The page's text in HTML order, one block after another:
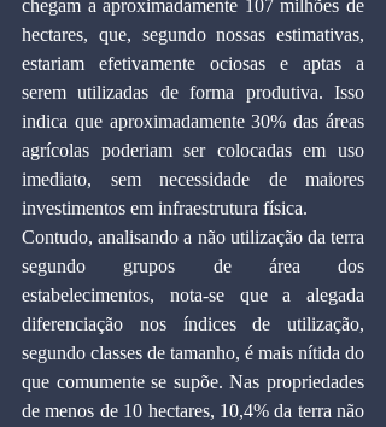
chegam a aproximadamente 107 milhões de
hectares, que, segundo nossas estimativas,
estariam efetivamente ociosas e aptas a
serem utilizadas de forma produtiva. Isso
indica que aproximadamente 30% das áreas
agrícolas poderiam ser colocadas em uso
imediato, sem necessidade de maiores
investimentos em infraestrutura física.
Contudo, analisando a não utilização da terra
segundo grupos de área dos
estabelecimentos, nota-se que a alegada
diferenciação nos índices de utilização,
segundo classes de tamanho, é mais nítida do
que comumente se supõe. Nas propriedades
de menos de 10 hectares, 10,4% da terra não